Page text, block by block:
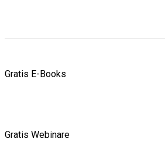
Gratis E-Books
Gratis Webinare